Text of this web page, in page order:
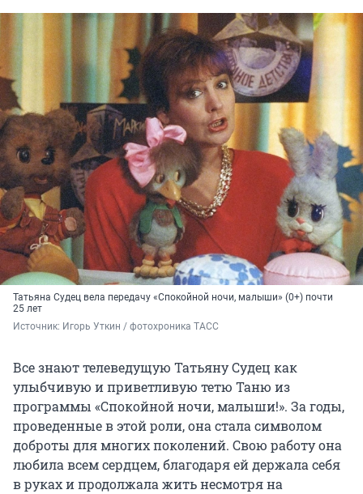
Татьяна Судец вела передачу «Спокойной ночи, малыши» (0+) почти
25 лет
Источник: Игорь Уткин / фотохроника ТАСС
Все знают телеведущую Татьяну Судец как
улыбчивую и приветливую тетю Таню из
программы «Спокойной ночи, малыши!». За годы,
проведенные в этой роли, она стала символом
доброты для многих поколений. Свою работу она
любила всем сердцем, благодаря ей держала себя
в руках и продолжала жить несмотря на